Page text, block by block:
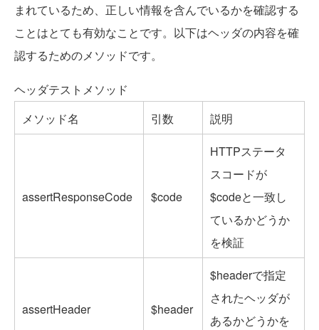
まれているため、正しい情報を含んでいるかを確認する
ことはとても有効なことです。以下はヘッダの内容を確
認するためのメソッドです。
ヘッダテストメソッド
メソッド名
引数 説明
assertResponseCode $code
HTTPステータ
スコードが
$codeと一致し
ているかどうか
を検証
assertHeader $header
$headerで指定
されたヘッダが
あるかどうかを